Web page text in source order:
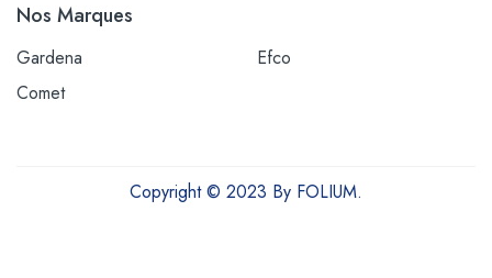
Nos Marques
Gardena
Efco
Comet
Copyright © 2023 By FOLIUM.